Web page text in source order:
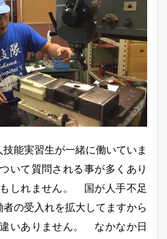
能実習生が一緒に働いていま
いて質問される事が多くあり
しれません。 国が人手不足
の受入れを拡大してますから
いありません。 なかなか日